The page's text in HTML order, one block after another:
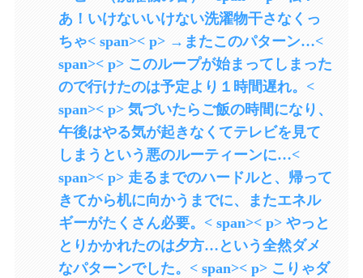
あ！いけないいけない洗濯物干さなくっ
ちゃ< span>< p> →またこのパターン…<
span>< p> このループが始まってしまった
ので行けたのは予定より１時間遅れ。<
span>< p> 気づいたらご飯の時間になり、
午後はやる気が起きなくてテレビを見て
しまうという悪のルーティーンに…<
span>< p> 走るまでのハードルと、帰って
きてから机に向かうまでに、またエネル
ギーがたくさん必要。< span>< p> やっと
とりかかれたのは夕方…という全然ダメ
なパターンでした。< span>< p> こりゃダ